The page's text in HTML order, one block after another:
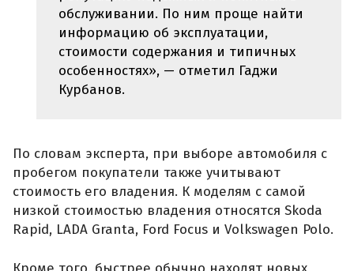
обслуживании. По ним проще найти
информацию об эксплуатации,
стоимости содержания и типичных
особенностях», — отметил Гаджи
Курбанов.
По словам эксперта, при выборе автомобиля с
пробегом покупатели также учитывают
стоимость его владения. К моделям с самой
низкой стоимостью владения относятся Skoda
Rapid, LADA Granta, Ford Focus и Volkswagen Polo.